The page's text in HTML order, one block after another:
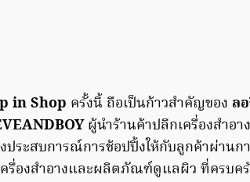
in Shop ครั้งนี้ ถือเป็นก้าวสำคัญของ ล
ผู้นำร้านค้าปลีกเครื่องสำอ
ประสบการณ์การช้อปปิ้งให้กับลูกค้าผ่าน
รื่องสำอางและผลิตภัณฑ์ดูแลผิว ที่ครบค